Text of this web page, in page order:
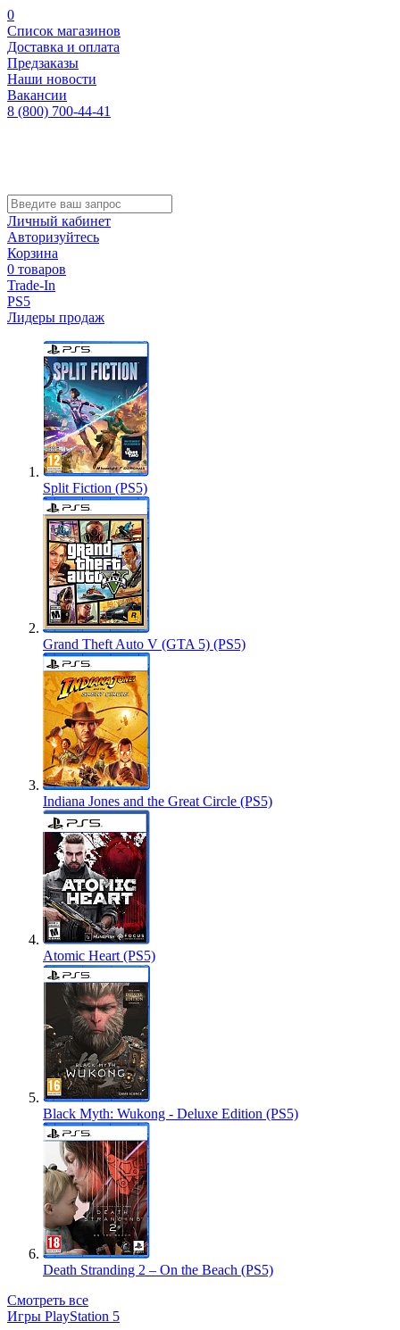
0
Список магазинов
Доставка и оплата
Предзаказы
Наши новости
Вакансии
8 (800) 700-44-41
Личный кабинет
Авторизуйтесь
Корзина
0 товаров
Trade-In
PS5
Лидеры продаж
Split Fiction (PS5)
Grand Theft Auto V (GTA 5) (PS5)
Indiana Jones and the Great Circle (PS5)
Atomic Heart (PS5)
Black Myth: Wukong - Deluxe Edition (PS5)
Death Stranding 2 – On the Beach (PS5)
Смотреть все
Игры PlayStation 5